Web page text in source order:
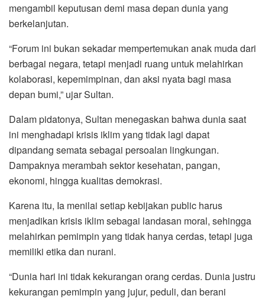
mengambil keputusan demi masa depan dunia yang
berkelanjutan.
“Forum ini bukan sekadar mempertemukan anak muda dari
berbagai negara, tetapi menjadi ruang untuk melahirkan
kolaborasi, kepemimpinan, dan aksi nyata bagi masa
depan bumi,” ujar Sultan.
Dalam pidatonya, Sultan menegaskan bahwa dunia saat
ini menghadapi krisis iklim yang tidak lagi dapat
dipandang semata sebagai persoalan lingkungan.
Dampaknya merambah sektor kesehatan, pangan,
ekonomi, hingga kualitas demokrasi.
Karena itu, Ia menilai setiap kebijakan public harus
menjadikan krisis iklim sebagai landasan moral, sehingga
melahirkan pemimpin yang tidak hanya cerdas, tetapi juga
memiliki etika dan nurani.
“Dunia hari ini tidak kekurangan orang cerdas. Dunia justru
kekurangan pemimpin yang jujur, peduli, dan berani